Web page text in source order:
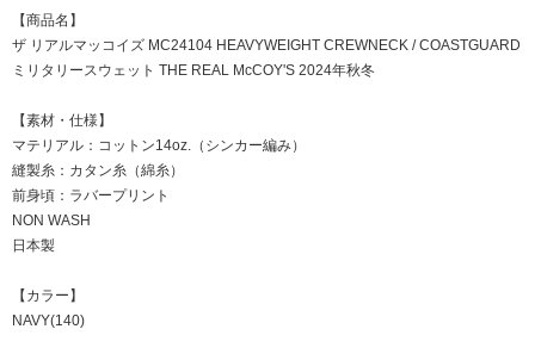
【商品名】
ザ リアルマッコイズ MC24104 HEAVYWEIGHT CREWNECK / COASTGUARD
ミリタリースウェット THE REAL McCOY'S 2024年秋冬
【素材・仕様】
マテリアル：コットン14oz.（シンカー編み）
縫製糸：カタン糸（綿糸）
前身頃：ラバープリント
NON WASH
日本製
【カラー】
NAVY(140)